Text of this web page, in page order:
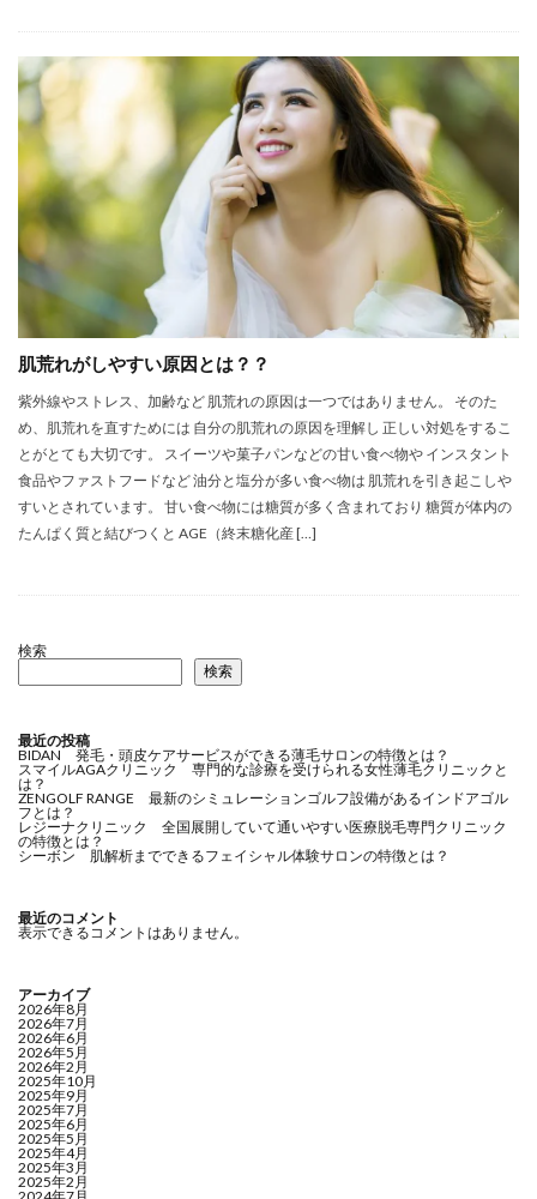
肌荒れがしやすい原因とは？？
紫外線やストレス、加齢など 肌荒れの原因は一つではありません。 そのた
め、肌荒れを直すためには 自分の肌荒れの原因を理解し 正しい対処をするこ
とがとても大切です。 スイーツや菓子パンなどの甘い食べ物や インスタント
食品やファストフードなど 油分と塩分が多い食べ物は 肌荒れを引き起こしや
すいとされています。 甘い食べ物には糖質が多く含まれており 糖質が体内の
たんぱく質と結びつくと AGE（終末糖化産 […]
検索
検索
最近の投稿
BIDAN 発毛・頭皮ケアサービスができる薄毛サロンの特徴とは？
スマイルAGAクリニック 専門的な診療を受けられる女性薄毛クリニックと
は？
ZENGOLF RANGE 最新のシミュレーションゴルフ設備があるインドアゴル
フとは？
レジーナクリニック 全国展開していて通いやすい医療脱毛専門クリニック
の特徴とは？
シーボン 肌解析までできるフェイシャル体験サロンの特徴とは？
最近のコメント
表示できるコメントはありません。
アーカイブ
2026年8月
2026年7月
2026年6月
2026年5月
2026年2月
2025年10月
2025年9月
2025年7月
2025年6月
2025年5月
2025年4月
2025年3月
2025年2月